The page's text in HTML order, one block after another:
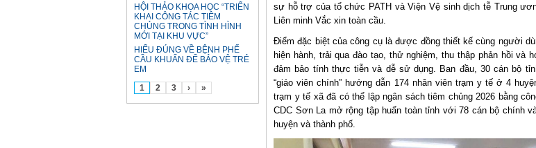
HỘI THẢO KHOA HỌC “TRIỂN
KHAI CÔNG TÁC TIÊM
CHỦNG TRONG TÌNH HÌNH
MỚI TẠI KHU VỰC”
HIỂU ĐÚNG VỀ BỆNH PHẾ
CẦU KHUẨN ĐỂ BẢO VỆ TRẺ
EM
1
2 3 › »
sự hỗ trợ của tổ chức PATH và Viện Vệ sinh dịch tễ Trung
Liên minh Vắc xin toàn cầu.
Điểm đặc biệt của công cụ là được đồng thiết kế cùng người
hiện hành, trải qua đào tạo, thử nghiệm, thu thập phản hồi và
đảm bảo tính thực tiễn và dễ sử dụng. Ban đầu, 30 cán bộ
“giáo viên chính” hướng dẫn 174 nhân viên trạm y tế ở 4
trạm y tế xã đã có thể lập ngân sách tiêm chủng 2026 bằng
CDC Sơn La mở rộng tập huấn toàn tỉnh với 78 cán bộ chính
huyện và thành phố.